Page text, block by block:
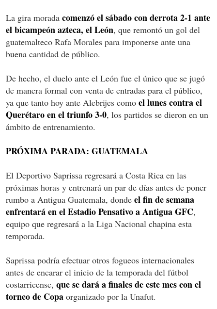
La gira morada comenzó el sábado con derrota 2-1 ante
el bicampeón azteca, el León, que remontó un gol del
guatemalteco Rafa Morales para imponerse ante una
buena cantidad de público.
De hecho, el duelo ante el León fue el único que se jugó
de manera formal con venta de entradas para el público,
ya que tanto hoy ante Alebrijes como el lunes contra el
Querétaro en el triunfo 3-0, los partidos se dieron en un
ámbito de entrenamiento.
PRÓXIMA PARADA: GUATEMALA
El Deportivo Saprissa regresará a Costa Rica en las
próximas horas y entrenará un par de días antes de poner
rumbo a Antigua Guatemala, donde el fin de semana
enfrentará en el Estadio Pensativo a Antigua GFC,
equipo que regresará a la Liga Nacional chapina esta
temporada.
Saprissa podría efectuar otros fogueos internacionales
antes de encarar el inicio de la temporada del fútbol
costarricense, que se dará a finales de este mes con el
torneo de Copa organizado por la Unafut.